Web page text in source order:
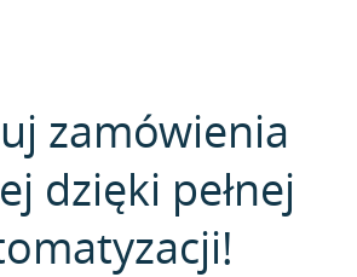
zamówienia
dzięki pełnej